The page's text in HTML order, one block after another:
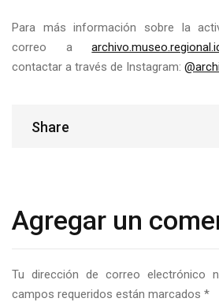
Para más información sobre la
correo a
contactar a través de Instagram:
Share
Share
Agregar un
Tu dirección de correo electrónico
campos requeridos están marcados *